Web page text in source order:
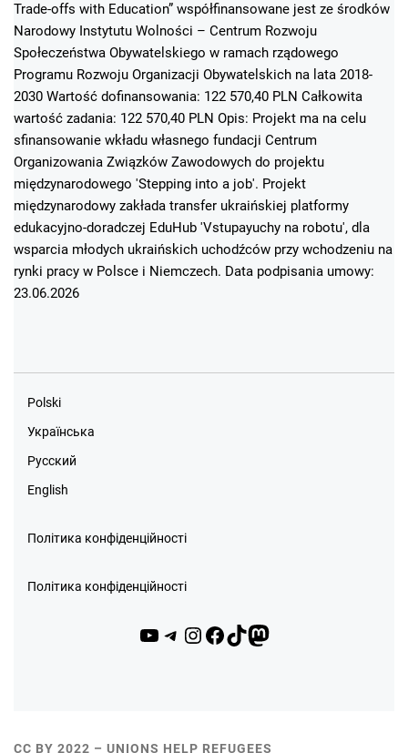
Trade-offs with Education” współfinansowane jest ze środków
Narodowy Instytutu Wolności – Centrum Rozwoju
Społeczeństwa Obywatelskiego w ramach rządowego
Programu Rozwoju Organizacji Obywatelskich na lata 2018-
2030 Wartość dofinansowania: 122 570,40 PLN Całkowita
wartość zadania: 122 570,40 PLN Opis: Projekt ma na celu
sfinansowanie wkładu własnego fundacji Centrum
Organizowania Związków Zawodowych do projektu
międzynarodowego 'Stepping into a job'. Projekt
międzynarodowy zakłada transfer ukraińskiej platformy
edukacyjno-doradczej EduHub 'Vstupayuchy na robotu', dla
wsparcia młodych ukraińskich uchodźców przy wchodzeniu na
rynki pracy w Polsce i Niemczech. Data podpisania umowy:
23.06.2026
Polski
Українська
Русский
English
Політика конфіденційності
Політика конфіденційності
YouTube
Telegram
Instagram
Facebook
TikTok
Mastodon
CC BY 2022 – UNIONS HELP REFUGEES